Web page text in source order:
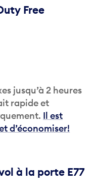
Free
jusqu’à 2 heures
rapide et
Il est
d’économiser!
à la porte E77